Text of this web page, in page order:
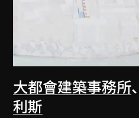
大都會建築事務所、
利斯